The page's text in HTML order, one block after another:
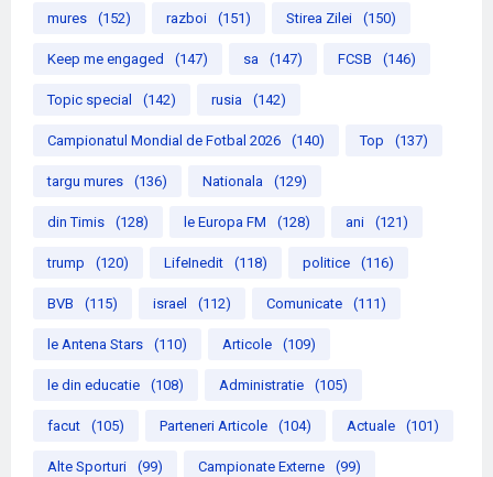
mures (152) razboi (151) Stirea Zilei (150)
Keep me engaged (147) sa (147) FCSB (146)
Topic special (142) rusia (142)
Campionatul Mondial de Fotbal 2026 (140) Top (137)
targu mures (136) Nationala (129)
din Timis (128) le Europa FM (128) ani (121)
trump (120) LifeInedit (118) politice (116)
BVB (115) israel (112) Comunicate (111)
le Antena Stars (110) Articole (109)
le din educatie (108) Administratie (105)
facut (105) Parteneri Articole (104) Actuale (101)
Alte Sporturi (99) Campionate Externe (99)